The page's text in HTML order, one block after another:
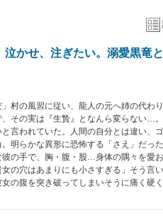
泣かせ、注ぎたい。溺愛黒竜
村の風習に従い、龍人の元へ姉の代わ
その実は『生贄』となんら変らない…
言われていた。人間の自分とは違い、
明らかな異形に恐怖する「さえ」だっ
の手で、胸・腹・股…身体の隅々を愛
の穴はあまりにも小さすぎる」そう言
の腹を突き破ってしまいそうに痛く硬